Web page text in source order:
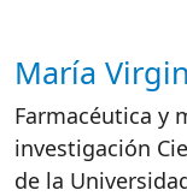
Autor/es
María
Farmacéutica y
investigación
de la